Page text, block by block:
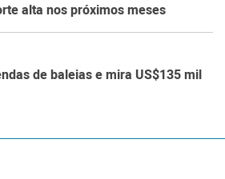
alta nos próximos meses
de baleias e mira US$135 mil